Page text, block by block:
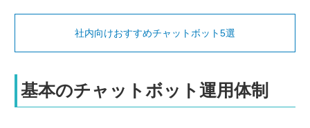
社内向けおすすめチャットボット5選
基本のチャットボット運用体制